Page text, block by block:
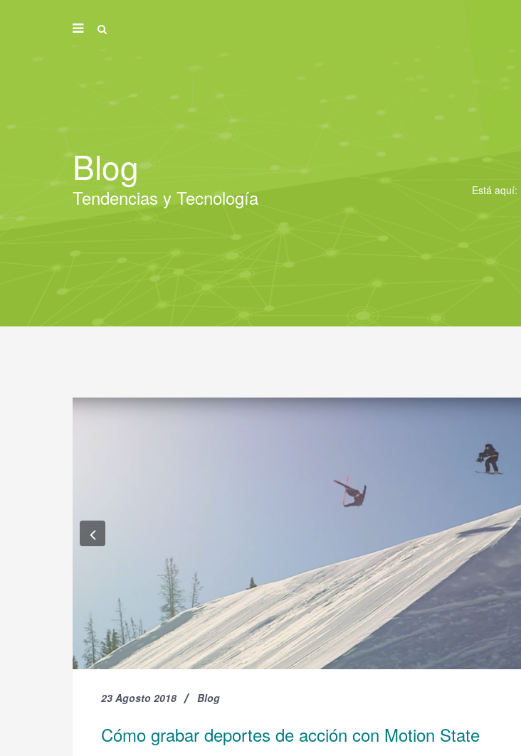
Blog
Tendencias y Tecnología Está aquí:
Previous
23 Agosto 2018 Blog
Cómo grabar deportes de acción con Motion State